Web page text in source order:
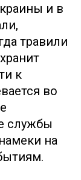
и в
травили
к
во
службы
на